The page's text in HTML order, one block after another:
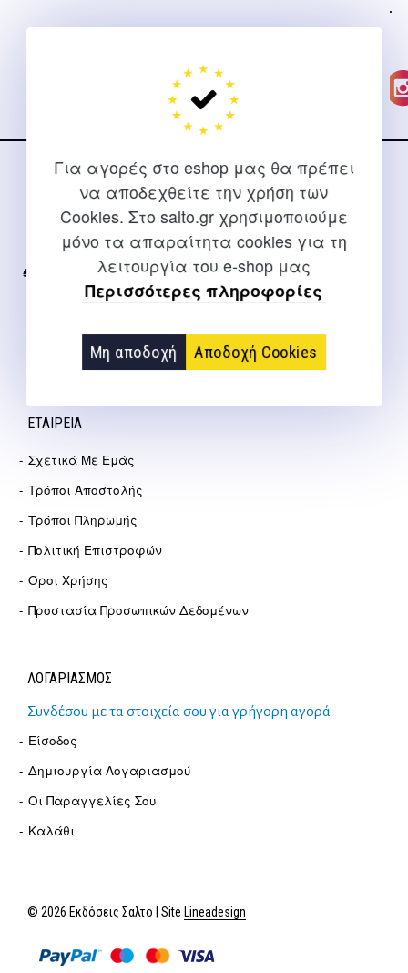
Για αγορές στο eshop μας θα πρέπει
να αποδεχθείτε την χρήση των
Cookies. Στο salto.gr χρησιμοποιούμε
μόνο τα απαραίτητα cookies για τη
λειτουργία του e-shop μας
Περισσότερες πληροφορίες
Μη αποδοχή Αποδοχή Cookies
ΕΠΙΚΟΙΝΩΝΊΑ
Για διευκρινίσεις και υποστήριξη παραγγελιών μέσω του
Internet
2310 267108
Αγγελάκη 21, Θεσσαλονίκη
ΕΤΑΙΡΕΊΑ
Σχετικά Με Εμάς
Τρόποι Αποστολής
Τρόποι Πληρωμής
Πολιτική Επιστροφών
Όροι Χρήσης
Προστασία Προσωπικών Δεδομένων
ΛΟΓΑΡΙΑΣΜΟΣ
Συνδέσου με τα στοιχεία σου για γρήγορη αγορά
Είσοδος
Δημιουργία Λογαριασμού
Οι Παραγγελίες Σου
Καλάθι
© 2026 Εκδόσεις Σαλτο | Site Lineadesign